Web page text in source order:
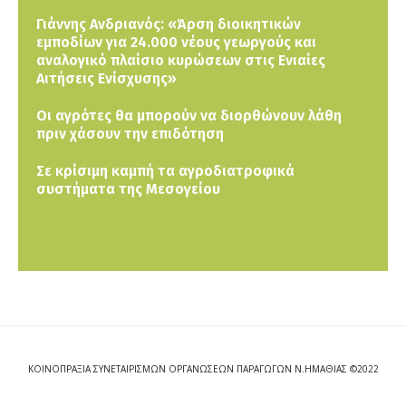
Γιάννης Ανδριανός: «Άρση διοικητικών
εμποδίων για 24.000 νέους γεωργούς και
αναλογικό πλαίσιο κυρώσεων στις Ενιαίες
Αιτήσεις Ενίσχυσης»
Οι αγρότες θα μπορούν να διορθώνουν λάθη
πριν χάσουν την επιδότηση
Σε κρίσιμη καμπή τα αγροδιατροφικά
συστήματα της Μεσογείου
ΚΟΙΝΟΠΡΑΞΙΑ ΣΥΝΕΤΑΙΡΙΣΜΩΝ ΟΡΓΑΝΩΣΕΩΝ ΠΑΡΑΓΩΓΩΝ Ν.ΗΜΑΘΙΑΣ ©2022